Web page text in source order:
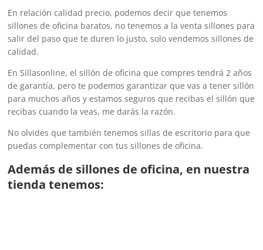
En relación calidad precio, podemos decir que tenemos
sillones de oficina baratos, no tenemos a la venta sillones para
salir del paso que te duren lo justo, solo vendemos sillones de
calidad.
En Sillasonline, el sillón de oficina que compres tendrá 2 años
de garantía, pero te podemos garantizar que vas a tener sillón
para muchos años y estamos seguros que recibas el sillón que
recibas cuando la veas, me darás la razón.
No olvides que también tenemos sillas de escritorio para que
puedas complementar con tus sillones de oficina.
Además de sillones de oficina, en nuestra
tienda tenemos: